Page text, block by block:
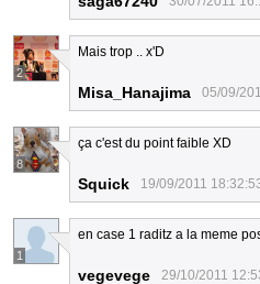
2
Mais trop .. x'D
Misa_Hanajima 05/09/
8
ça c'est du point faible XD
Squick 19/09/2011
1
en case 1 raditz a la meme
vegevege 29/10/2011